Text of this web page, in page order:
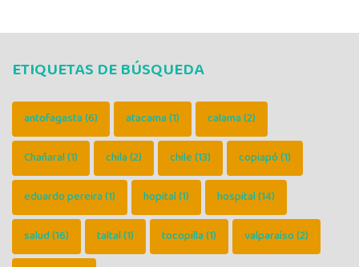
ETIQUETAS DE BÚSQUEDA
antofagasta(6) atacama(1) calama(2)
Chañaral(1) chila(2) chile(13) copiapó(1)
eduardo pereira(1) hopital(1) hospital(14)
salud(16) taltal(1) tocopilla(1) valparaíso(2)